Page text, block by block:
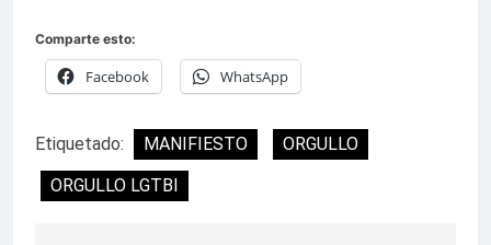
Comparte esto:
Facebook WhatsApp
Etiquetado: MANIFIESTO
ORGULLO
ORGULLO LGTBI